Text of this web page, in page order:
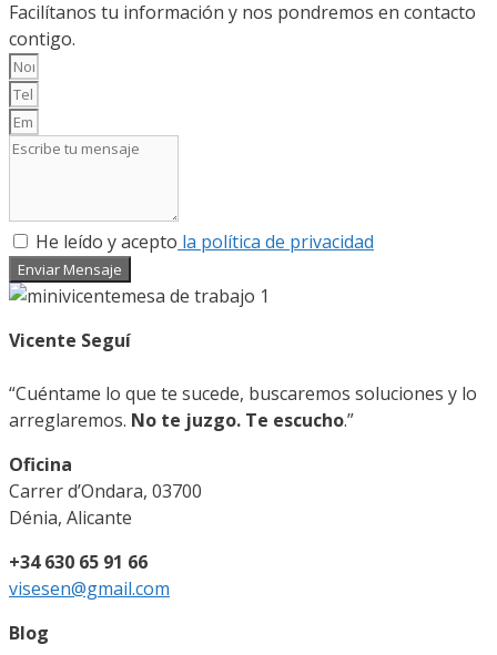
Facilítanos tu información y nos pondremos en contacto
contigo.
He leído y acepto la política de privacidad
Enviar Mensaje
Vicente Seguí
“Cuéntame lo que te sucede, buscaremos soluciones y lo
arreglaremos. No te juzgo. Te escucho.”
Oficina
Carrer d’Ondara, 03700
Dénia, Alicante
+34 630 65 91 66
visesen@gmail.com
Blog